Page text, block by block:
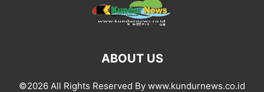
ABOUT US
©2026 All Rights Reserved By www.kundurnews.co.id